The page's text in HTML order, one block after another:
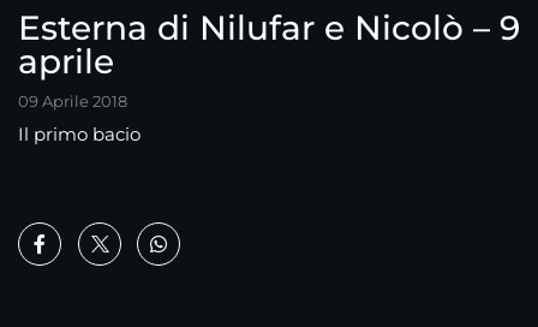
Esterna di Nilufar e Nicolò – 9
aprile
09 Aprile 2018
Il primo bacio